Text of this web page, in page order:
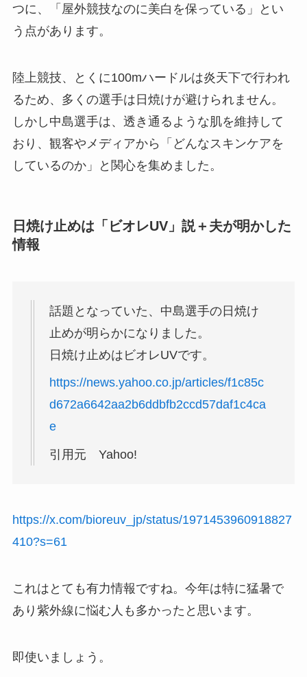
つに、「屋外競技なのに美白を保っている」とい
う点があります。
陸上競技、とくに100mハードルは炎天下で行われ
るため、多くの選手は日焼けが避けられません。
しかし中島選手は、透き通るような肌を維持して
おり、観客やメディアから「どんなスキンケアを
しているのか」と関心を集めました。
日焼け止めは「ビオレUV」説＋夫が明かした
情報
話題となっていた、中島選手の日焼け
止めが明らかになりました。
日焼け止めはビオレUVです。
https://news.yahoo.co.jp/articles/f1c85c
d672a6642aa2b6ddbfb2ccd57daf1c4ca
e
引用元 Yahoo!
https://x.com/bioreuv_jp/status/1971453960918827
410?s=61
これはとても有力情報ですね。今年は特に猛暑で
あり紫外線に悩む人も多かったと思います。
即使いましょう。